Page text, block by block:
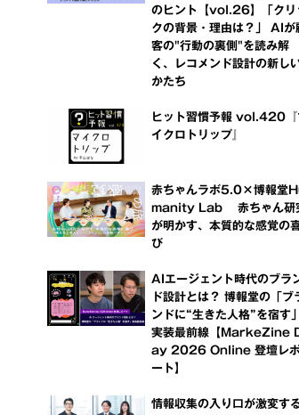
のヒント【vol.26】「クリ
クの背景・理由は？」 AIが
客の"行動の裏側"を読み解
く、レコメンド設計の新し
かたち
ヒット習慣予報 vol.420『
イクロトリップ』
赤ちゃんラボ5.0×博報堂
manity Lab 赤ちゃん研
が明かす、本質的な感覚の
び
AIエージェント時代のブラ
ド設計とは？ 博報堂の「ブ
ンドに“生きた人格”を宿す」
実装最前線【MarkeZine
ay 2026 Online 登壇レ
ート】
情報収集の入り口が激変す